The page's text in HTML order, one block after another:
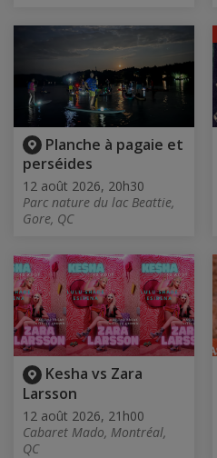
Planche à pagaie et
perséides
12 août 2026, 20h30
Parc nature du lac Beattie,
Gore, QC
Kesha vs Zara
Larsson
12 août 2026, 21h00
Cabaret Mado, Montréal,
QC